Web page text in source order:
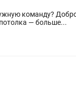
команду?
— больше...